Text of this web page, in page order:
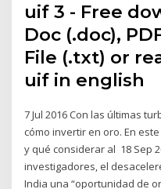
uif 3 - Free
Doc (.doc),
File (.txt) or
uif in english
7 Jul 2016 Con las últimas
cómo invertir en oro. En
y qué considerar al 18 Sep
investigadores, el
India una “oportunidad de